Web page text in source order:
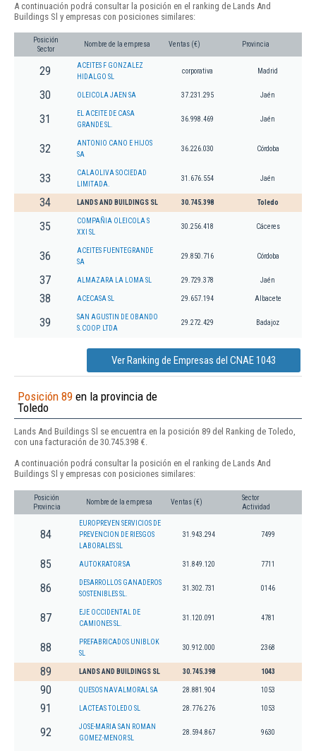
A continuación podrá consultar la posición en el ranking de Lands And
Buildings Sl y empresas con posiciones similares:
Posición
Sector
Nombre de la empresa Ventas (€) Provincia
29
ACEITES F GONZALEZ
HIDALGO SL
corporativa Madrid
30 OLEICOLA JAEN SA 37.231.295 Jaén
31
EL ACEITE DE CASA
GRANDE SL.
36.998.469 Jaén
32
ANTONIO CANO E HIJOS
SA
36.226.030 Córdoba
33
CALAOLIVA SOCIEDAD
LIMITADA.
31.676.554 Jaén
34 LANDS AND BUILDINGS SL 30.745.398 Toledo
35
COMPAÑIA OLEICOLA S
XXI SL
30.256.418 Cáceres
36
ACEITES FUENTEGRANDE
SA
29.850.716 Córdoba
37 ALMAZARA LA LOMA SL 29.729.378 Jaén
38 ACECASA SL 29.657.194 Albacete
39
SAN AGUSTIN DE OBANDO
S.COOP. LTDA
29.272.429 Badajoz
Ver Ranking de Empresas del CNAE 1043
Posición 89 en la provincia de
Toledo
Lands And Buildings Sl se encuentra en la posición 89 del Ranking de Toledo,
con una facturación de 30.745.398 €.
A continuación podrá consultar la posición en el ranking de Lands And
Buildings Sl y empresas con posiciones similares:
Posición
Provincia
Nombre de la empresa Ventas (€)
Sector
Actividad
84
EUROPREVEN SERVICIOS DE
PREVENCION DE RIESGOS
LABORALES SL
31.943.294 7499
85 AUTOKRATOR SA 31.849.120 7711
86
DESARROLLOS GANADEROS
SOSTENIBLES SL.
31.302.731 0146
87
EJE OCCIDENTAL DE
CAMIONES SL.
31.120.091 4781
88
PREFABRICADOS UNIBLOK
SL
30.912.000 2368
89 LANDS AND BUILDINGS SL 30.745.398 1043
90 QUESOS NAVALMORAL SA 28.881.904 1053
91 LACTEAS TOLEDO SL 28.776.276 1053
92
JOSE-MARIA SAN ROMAN
GOMEZ-MENOR SL
28.594.867 9630